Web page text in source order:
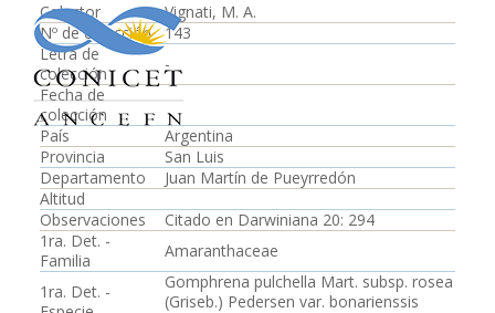
Colector
Vignati, M. A.
Nº de colección
143
Letra de
colección
-
Fecha de
colección
País
Argentina
Provincia
San Luis
Departamento
Juan Martín de Pueyrredón
Altitud
Observaciones
Citado en Darwiniana 20: 294
1ra. Det. -
Familia
Amaranthaceae
1ra. Det. -
Gomphrena pulchella Mart. subsp. rosea
(Griseb.) Pedersen var. bonarienssis